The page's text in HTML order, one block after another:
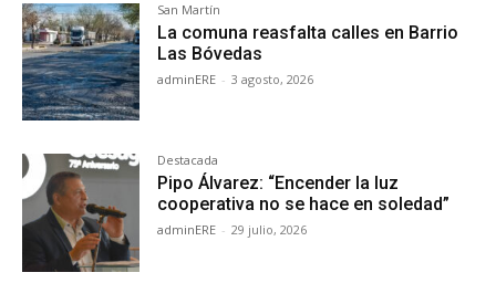
San Martín
La comuna reasfalta calles en Barrio
Las Bóvedas
adminERE - 3 agosto, 2026
Destacada
Pipo Álvarez: “Encender la luz
cooperativa no se hace en soledad”
adminERE - 29 julio, 2026